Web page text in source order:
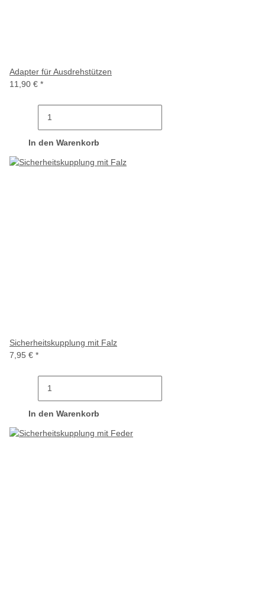
Adapter für Ausdrehstützen
11,90 € *
In den Warenkorb
Sicherheitskupplung mit Falz
7,95 € *
In den Warenkorb